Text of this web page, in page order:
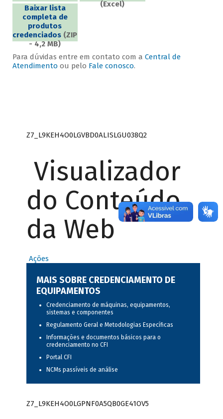
(Excel)
Baixar lista
completa de
produtos
credenciados (ZIP
- 4,2 MB)
Para dúvidas entre em contato com a Central de
Atendimento ou pelo Fale conosco.
Z7_L9KEH4O0LGVBD0ALISLGU038Q2
Visualizador
do Conteúdo
da Web
Ações
MAIS SOBRE CREDENCIAMENTO DE
EQUIPAMENTOS
Credenciamento de máquinas, equipamentos,
sistemas e componentes
Regulamento Geral e Metodologias Específicas
Informações e documentos básicos para o
credenciamento no CFI
Portal CFI
NCMs passíveis de análise
Z7_L9KEH4O0LGPNF0A5QB0GE41OV5